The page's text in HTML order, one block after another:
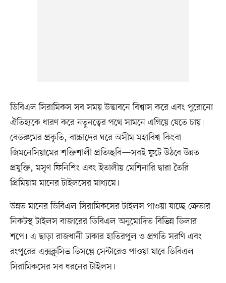
ডিবিএল সিরামিকস সব সময় উদ্ভাবনে বিশ্বাস করে এবং পুরোনো
ঐতিহ্যকে ধারণ করে নতুনত্বের পথে সামনে এগিয়ে যেতে চায়।
বেডরুমের প্রকৃতি, বাচ্চাদের ঘরে অসীম মহাবিশ্ব কিংবা
জিমনেসিয়ামের শক্তিশালী প্রতিচ্ছবি—সবই ফুটে উঠবে উন্নত
প্রযুক্তি, মসৃণ ফিনিশিং এবং ইতালীয় মেশিনারি দ্বারা তৈরি
প্রিমিয়াম মানের টাইলসের মাধ্যমে।
উন্নত মানের ডিবিএল সিরামিকসের টাইলস পাওয়া যাচ্ছে ক্রেতার
নিকটস্থ টাইলস বাজারের ডিবিএল অনুমোদিত বিভিন্ন ডিলার
শপে। এ ছাড়া রাজধানী ঢাকার হাতিরপুল ও প্রগতি সরণি এবং
রংপুরের এক্সক্লুসিভ ডিসপ্লে সেন্টারেও পাওয়া যাবে ডিবিএল
সিরামিকসের সব ধরনের টাইলস।